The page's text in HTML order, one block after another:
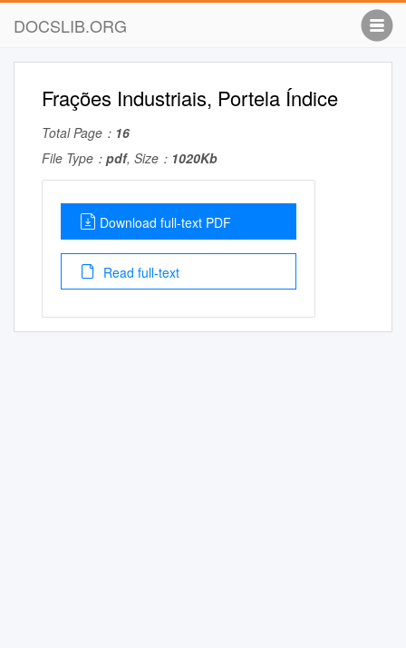
DOCSLIB.ORG
Frações Industriais, Portela Índice
Total Page： 16
File Type： pdf, Size： 1020Kb
Download full-text PDF
Read full-text